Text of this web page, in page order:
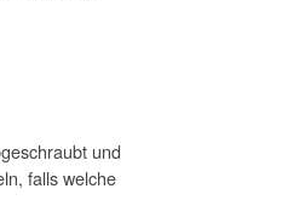
und
falls welche